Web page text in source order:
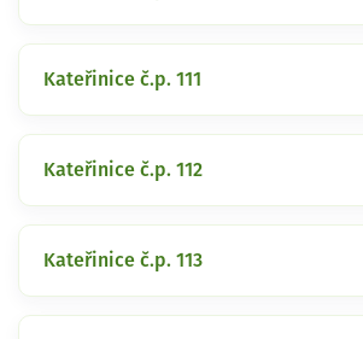
Kateřinice č.p. 111
Kateřinice č.p. 112
Kateřinice č.p. 113